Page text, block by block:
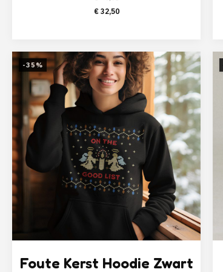
Oorspronkelijke
€ 49,95.
€32,50Huidige
€ 32,50.
-35%
Foute Kerst Hoodie Zwart